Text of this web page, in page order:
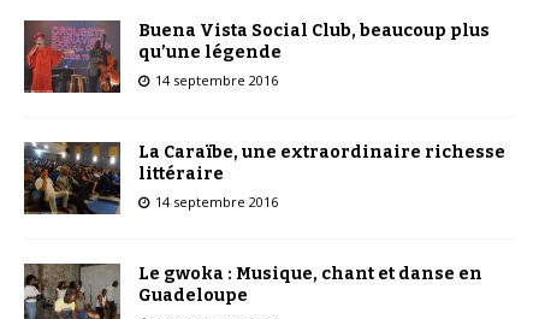
Buena Vista Social Club, beaucoup plus
qu’une légende
14 septembre 2016
La Caraïbe, une extraordinaire richesse
littéraire
14 septembre 2016
Le gwoka : Musique, chant et danse en
Guadeloupe